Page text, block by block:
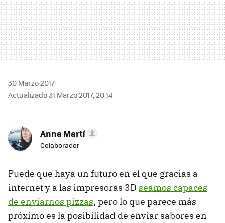
30 Marzo 2017
Actualizado 31 Marzo 2017, 20:14
Anna Martí
Colaborador
Puede que haya un futuro en el que gracias a
internet y a las impresoras 3D seamos capaces
de enviarnos pizzas, pero lo que parece más
próximo es la posibilidad de enviar sabores en